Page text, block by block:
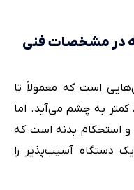
در مشخصات فنی
است که معمولاً تا
کمتر به چشم می‌آید. اما
و استحکام بدنه است که
دستگاه آسیب‌پذیر را